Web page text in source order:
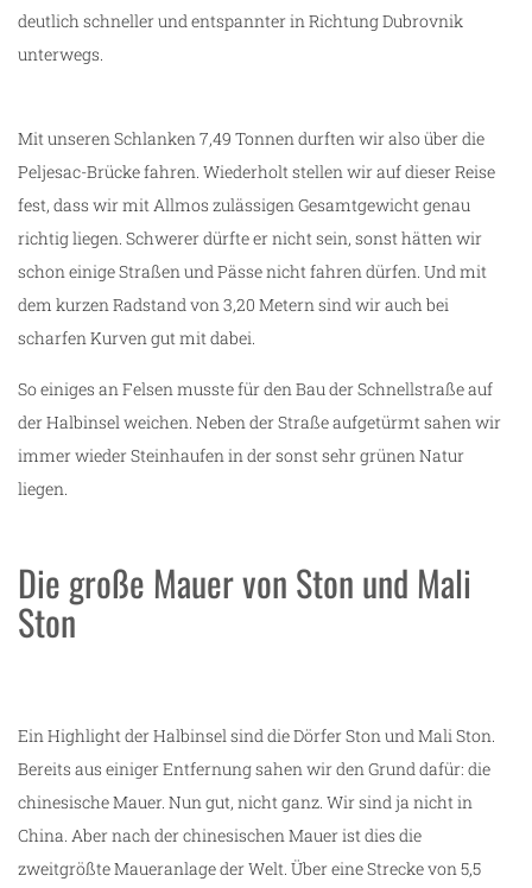
deutlich schneller und entspannter in Richtung Dubrovnik
unterwegs.
Mit unseren Schlanken 7,49 Tonnen durften wir also über die
Peljesac-Brücke fahren. Wiederholt stellen wir auf dieser Reise
fest, dass wir mit Allmos zulässigen Gesamtgewicht genau
richtig liegen. Schwerer dürfte er nicht sein, sonst hätten wir
schon einige Straßen und Pässe nicht fahren dürfen. Und mit
dem kurzen Radstand von 3,20 Metern sind wir auch bei
scharfen Kurven gut mit dabei.
So einiges an Felsen musste für den Bau der Schnellstraße auf
der Halbinsel weichen. Neben der Straße aufgetürmt sahen wir
immer wieder Steinhaufen in der sonst sehr grünen Natur
liegen.
Die große Mauer von Ston und Mali
Ston
Ein Highlight der Halbinsel sind die Dörfer Ston und Mali Ston.
Bereits aus einiger Entfernung sahen wir den Grund dafür: die
chinesische Mauer. Nun gut, nicht ganz. Wir sind ja nicht in
China. Aber nach der chinesischen Mauer ist dies die
zweitgrößte Maueranlage der Welt. Über eine Strecke von 5,5